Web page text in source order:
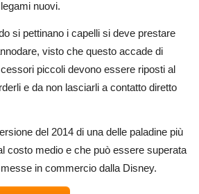
nuovi.
si pettinano i capelli si deve prestare
visto che questo accade di
piccoli devono essere riposti al
e da non lasciarli a contatto diretto
del 2014 di una delle paladine più
costo medio e che può essere superata
in commercio dalla Disney.